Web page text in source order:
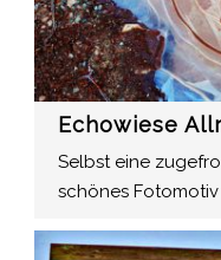
Echowiese
Selbst eine
schönes Fotomotiv